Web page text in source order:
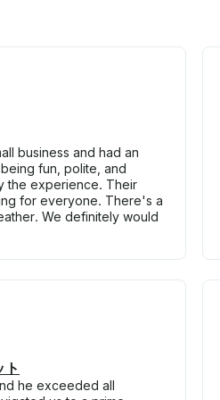
business and had an
fun, polite, and
the experience. Their
for everyone. There's a
We definitely would
he exceeded all